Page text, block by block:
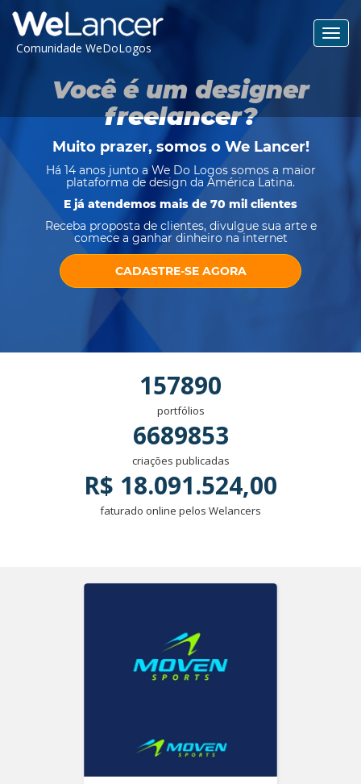
Comunidade WeDoLogos
Você é um designer
freelancer?
Muito prazer, somos o We Lancer!
Há 14 anos junto a We Do Logos somos a maior
plataforma de design da América Latina.
E já atendemos mais de 70 mil clientes
Receba proposta de clientes, divulgue sua arte e
comece a ganhar dinheiro na internet
CADASTRE-SE AGORA
157890
portfólios
6689853
criações publicadas
R$ 18.091.524,00
faturado online pelos Welancers